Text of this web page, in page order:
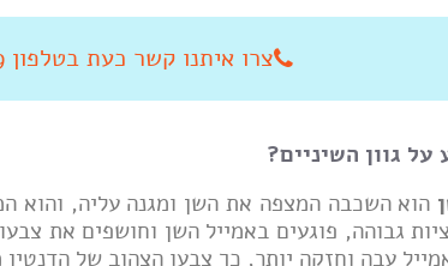
צרו איתנו קשר כעת בטלפון 077-7296029 או מלאו את הטופס מטה
גוון השיניים?
הוא השכבה המצפה את השן ומגנה עליה, והוא
גבוהה, פוגעים באמייל השן וחושפים את
עבה וחזקה יותר, כך צבעו הצהוב של